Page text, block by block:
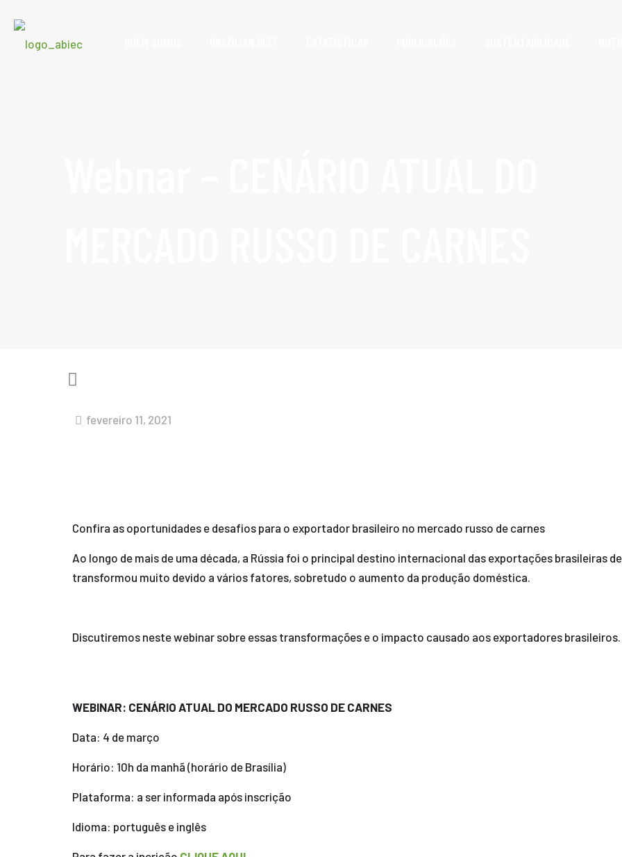
fevereiro 11, 2021
Confira as oportunidades e desafios para o exportador brasileiro no mercado russo de carnes
Ao longo de mais de uma década, a Rússia foi o principal destino internacional das exportações brasileiras
transformou muito devido a vários fatores, sobretudo o aumento da produção doméstica.
Discutiremos neste webinar sobre essas transformações e o impacto causado aos exportadores brasileiros.
WEBINAR: CENÁRIO ATUAL DO MERCADO RUSSO DE CARNES
Data: 4 de março
Horário: 10h da manhã (horário de Brasília)
Plataforma: a ser informada após inscrição
Idioma: português e inglês